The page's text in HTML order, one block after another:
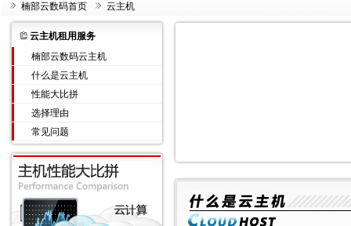
楠部云数码首页 云主机
云主机租用服务
楠部云数码云主机
什么是云主机
性能大比拼
选择理由
常见问题